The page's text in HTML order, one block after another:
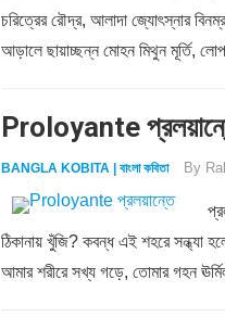
চরিত্রের রৌদ্র, আলাদা জ্যোৎস্নার
আড়ালে ছায়াচ্ছন্ন মোহন মিথুন মূর্তি,
Proloyante
BANGLA KOBITA | বাংলা কবিতা By
ঠিকানায় খুঁজি? কবন্ধ এই শহরে সন্ধ্যা
আমার শরীরে সখ্য গড়ে, তোমার গহন